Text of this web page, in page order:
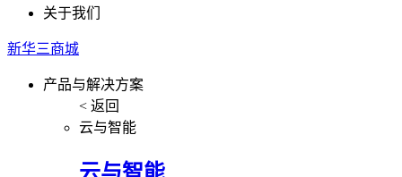
关于我们
新华三商城
产品与解决方案
< 返回
云与智能